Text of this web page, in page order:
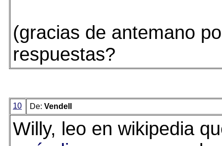
(gracias de antemano
respuestas?
10 De: Vendell
Willy, leo en wikipedia